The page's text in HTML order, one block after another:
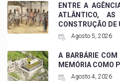
ENTRE A
ATLÂNTICO,
CONSTRUÇÃO
Agosto 5, 2026
A BARBÁRIE
MEMÓRIA COMO
Agosto 4, 2026